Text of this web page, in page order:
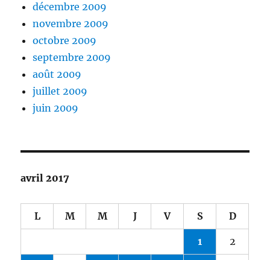
décembre 2009
novembre 2009
octobre 2009
septembre 2009
août 2009
juillet 2009
juin 2009
avril 2017
L M M J V S D
1 2